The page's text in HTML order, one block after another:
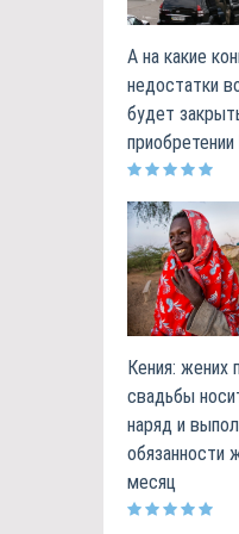
А на какие
недостатки
будет
Кения: жених
свадьбы
наряд и
обязанности
месяц